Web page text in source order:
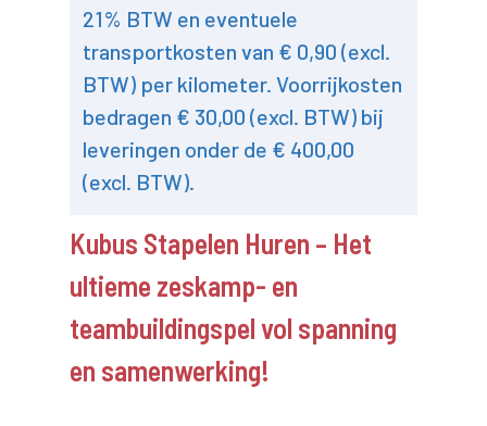
21% BTW en eventuele
transportkosten van € 0,90 (excl.
BTW) per kilometer. Voorrijkosten
bedragen € 30,00 (excl. BTW) bij
leveringen onder de € 400,00
(excl. BTW).
Kubus Stapelen Huren – Het
ultieme zeskamp- en
teambuildingspel vol spanning
en samenwerking!